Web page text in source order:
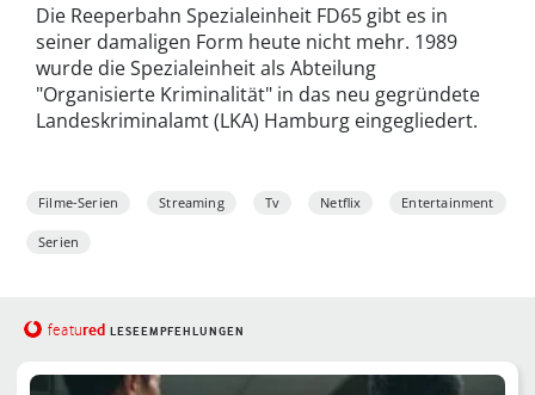
Die Reeperbahn Spezialeinheit FD65 gibt es in
seiner damaligen Form heute nicht mehr. 1989
wurde die Spezialeinheit als Abteilung
"Organisierte Kriminalität" in das neu gegründete
Landeskriminalamt (LKA) Hamburg eingegliedert.
Filme-Serien Streaming Tv Netflix Entertainment
Serien
featured LESEEMPFEHLUNGEN